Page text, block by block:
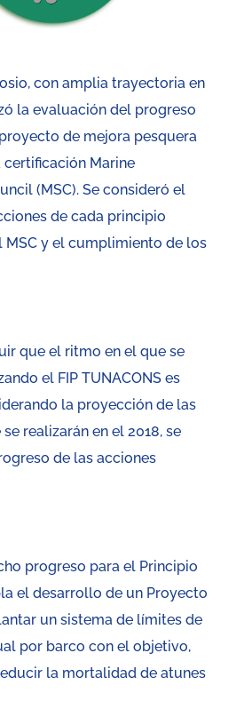
con amplia trayectoria en
la evaluación del progreso
de mejora pesquera
certificación Marine
(MSC). Se consideró el
de cada principio
MSC y el cumplimiento de los
que el ritmo en el que se
el FIP TUNACONS es
la proyección de las
realizarán en el 2018, se
de las acciones
progreso para el Principio
el desarrollo de un Proyecto
un sistema de límites de
por barco con el objetivo,
la mortalidad de atunes